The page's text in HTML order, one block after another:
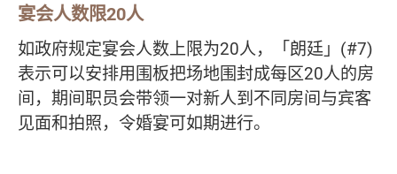
宴会人数限20人
如政府规定宴会人数上限为20人，「朗廷」(#7)
表示可以安排用围板把场地围封成每区20人的房
间，期间职员会带领一对新人到不同房间与宾客
见面和拍照，令婚宴可如期进行。